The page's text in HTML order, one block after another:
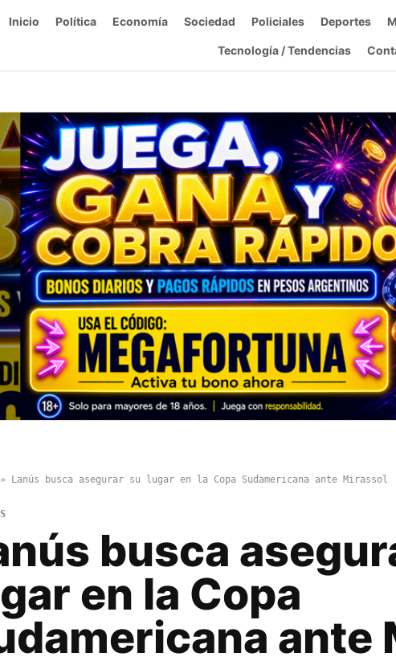
Inicio Política Economía Sociedad Policiales Deportes
Tecnología / Tendencias
Lanús busca asegurar su lugar en la Copa Sudamericana ante Mirassol
busca
en la Copa
ante